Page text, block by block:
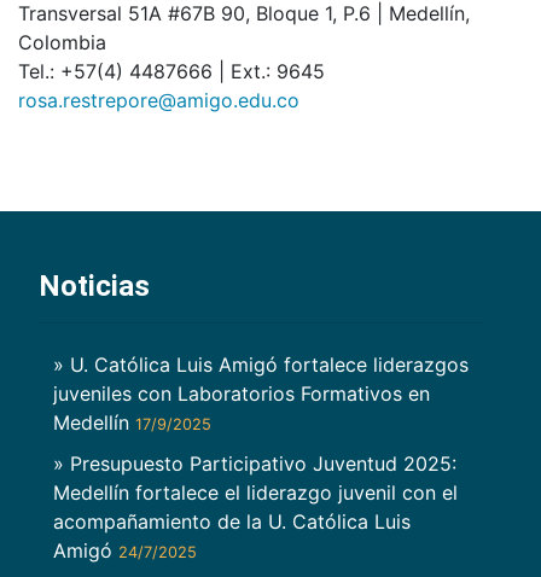
Transversal 51A #67B 90, Bloque 1, P.6 | Medellín,
Colombia
Tel.: +57(4) 4487666 | Ext.: 9645
rosa.restrepore@amigo.edu.co
Noticias
» U. Católica Luis Amigó fortalece liderazgos
juveniles con Laboratorios Formativos en
Medellín 17/9/2025
» Presupuesto Participativo Juventud 2025:
Medellín fortalece el liderazgo juvenil con el
acompañamiento de la U. Católica Luis
Amigó 24/7/2025